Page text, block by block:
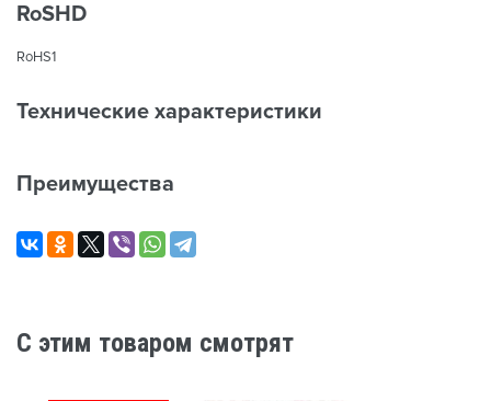
RoSHD
RoHS1
Технические характеристики
Преимущества
C этим товаром смотрят